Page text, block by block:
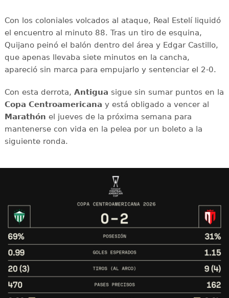
Con los coloniales volcados al ataque, Real Estelí liquidó
el encuentro al minuto 88. Tras un tiro de esquina,
Quijano peinó el balón dentro del área y Edgar Castillo,
que apenas llevaba siete minutos en la cancha,
apareció sin marca para empujarlo y sentenciar el 2-0.
Con esta derrota, Antigua sigue sin sumar puntos en la
Copa Centroamericana y está obligado a vencer al
Marathón el jueves de la próxima semana para
mantenerse con vida en la pelea por un boleto a la
siguiente ronda.